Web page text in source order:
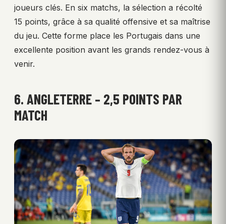
joueurs clés. En six matchs, la sélection a récolté
15 points, grâce à sa qualité offensive et sa maîtrise
du jeu. Cette forme place les Portugais dans une
excellente position avant les grands rendez-vous à
venir.
6. ANGLETERRE – 2,5 POINTS PAR
MATCH